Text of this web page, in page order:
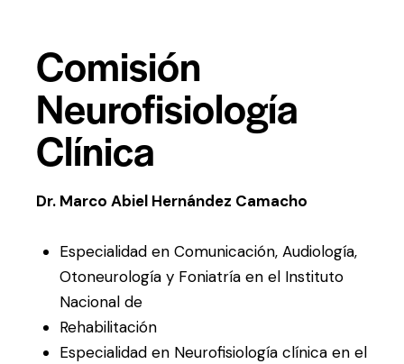
Comisión
Neurofisiología
Clínica
Dr. Marco Abiel Hernández Camacho
Especialidad en Comunicación, Audiología,
Otoneurología y Foniatría en el Instituto
Nacional de
Rehabilitación
Especialidad en Neurofisiología clínica en el